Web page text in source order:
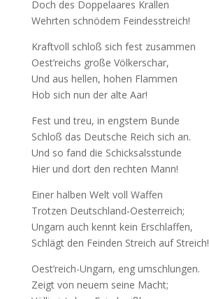
Doch des Doppelaares Krallen
Wehrten schnödem Feindesstreich!
Kraftvoll schloß sich fest zusammen
Oest’reichs große Völkerschar,
Und aus hellen, hohen Flammen
Hob sich nun der alte Aar!
Fest und treu, in engstem Bunde
Schloß das Deutsche Reich sich an.
Und so fand die Schicksalsstunde
Hier und dort den rechten Mann!
Einer halben Welt voll Waffen
Trotzen Deutschland-Oesterreich;
Ungarn auch kennt kein Erschlaffen,
Schlägt den Feinden Streich auf Streich!
Oest’reich-Ungarn, eng umschlungen.
Zeigt von neuem seine Macht;